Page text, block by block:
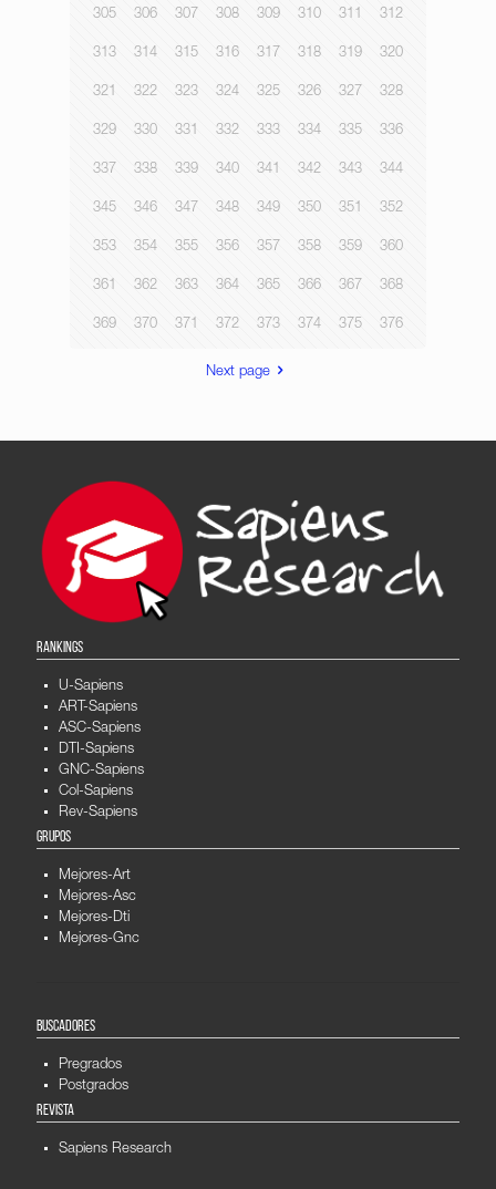
305 306 307 308 309 310 311 312
313 314 315 316 317 318 319 320
321 322 323 324 325 326 327 328
329 330 331 332 333 334 335 336
337 338 339 340 341 342 343 344
345 346 347 348 349 350 351 352
353 354 355 356 357 358 359 360
361 362 363 364 365 366 367 368
369 370 371 372 373 374 375 376
Next page
RANKINGS
U-Sapiens
ART-Sapiens
ASC-Sapiens
DTI-Sapiens
GNC-Sapiens
Col-Sapiens
Rev-Sapiens
GRUPOS
Mejores-Art
Mejores-Asc
Mejores-Dti
Mejores-Gnc
BUSCADORES
Pregrados
Postgrados
REVISTA
Sapiens Research